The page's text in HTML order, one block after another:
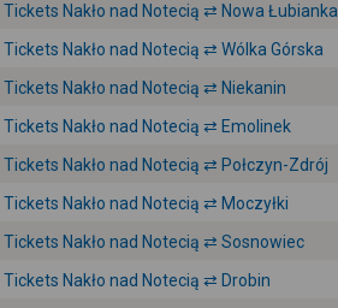
Tickets Nakło nad Notecią ⇄ Nowa Łubianka
Tickets Nakło nad Notecią ⇄ Wólka Górska
Tickets Nakło nad Notecią ⇄ Niekanin
Tickets Nakło nad Notecią ⇄ Emolinek
Tickets Nakło nad Notecią ⇄ Połczyn-Zdrój
Tickets Nakło nad Notecią ⇄ Moczyłki
Tickets Nakło nad Notecią ⇄ Sosnowiec
Tickets Nakło nad Notecią ⇄ Drobin